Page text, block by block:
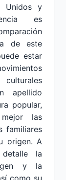
Unidos y
es
de este
estar
apellido
popular,
las
familiares
origen. A
la
y la
como su